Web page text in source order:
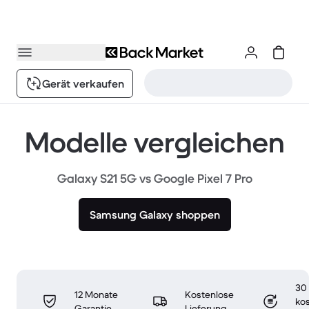
Gerät verkaufen
Modelle vergleichen
Galaxy S21 5G vs Google Pixel 7 Pro
Samsung Galaxy shoppen
12 Monate
Kostenlose
30